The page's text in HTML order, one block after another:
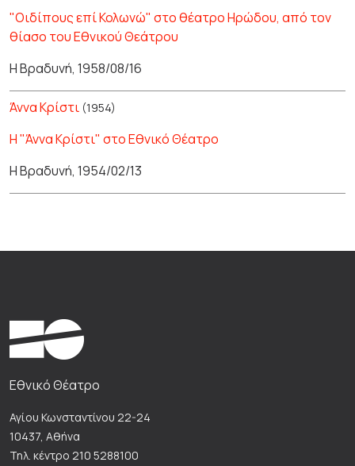
"Οιδίπους επί Κολωνώ" στο θέατρο Ηρώδου, από τον
θίασο του Εθνικού Θεάτρου
Η Βραδυνή, 1958/08/16
Άννα Κρίστι (1954)
Η "Άννα Κρίστι" στο Εθνικό Θέατρο
Η Βραδυνή, 1954/02/13
Εθνικό Θέατρο
Αγίου Κωνσταντίνου 22-24
10437, Αθήνα
Τηλ. κέντρο 210 5288100